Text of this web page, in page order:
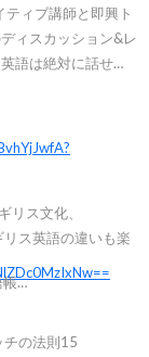
ィブ講師と即興ト
ィスカッション&レ
語は絶対に話せ
リス文化、
ス英語の違いも楽
帳
チの法則15